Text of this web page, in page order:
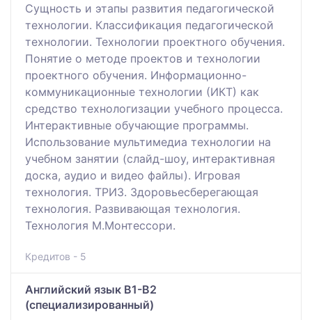
Сущность и этапы развития педагогической
технологии. Классификация педагогической
технологии. Технологии проектного обучения.
Понятие о методе проектов и технологии
проектного обучения. Информационно-
коммуникационные технологии (ИКТ) как
средство технологизации учебного процесса.
Интерактивные обучающие программы.
Использование мультимедиа технологии на
учебном занятии (слайд-шоу, интерактивная
доска, аудио и видео файлы). Игровая
технология. ТРИЗ. Здоровьесберегающая
технология. Развивающая технология.
Технология М.Монтессори.
Кредитов - 5
Английский язык В1-В2
(специализированный)